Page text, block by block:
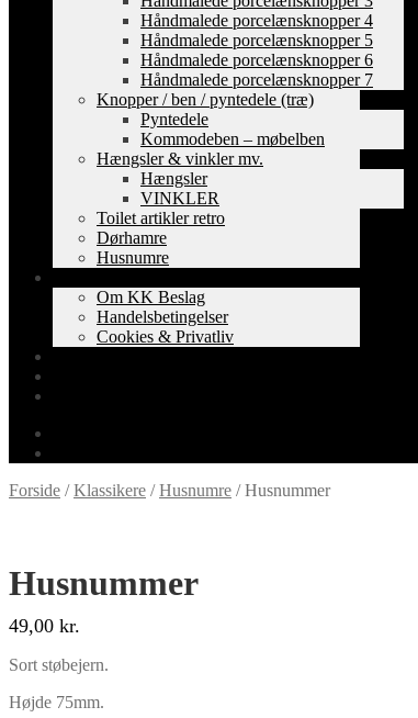
Håndmalede porcelænsknopper 4
Håndmalede porcelænsknopper 5
Håndmalede porcelænsknopper 6
Håndmalede porcelænsknopper 7
Knopper / ben / pyntedele (træ)
Pyntedele
Kommodeben – møbelben
Hængsler & vinkler mv.
Hængsler
VINKLER
Toilet artikler retro
Dørhamre
Husnumre
Om KK Beslag
Handelsbetingelser
Cookies & Privatliv
Forside /Klassikere /Husnumre /Husnummer
Husnummer
49,00 kr.
Sort støbejern.
Højde 75mm.